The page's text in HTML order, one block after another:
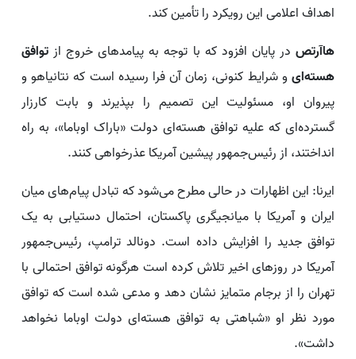
اهداف اعلامی این رویکرد را تأمین کند.
هاآرتص در پایان افزود که با توجه به پیامدهای خروج از توافق
هسته‌ای و شرایط کنونی، زمان آن فرا رسیده است که نتانیاهو و
پیروان او، مسئولیت این تصمیم را بپذیرند و بابت کارزار
گسترده‌ای که علیه توافق هسته‌ای دولت «باراک اوباما»، به راه
انداختند، از رئیس‌جمهور پیشین آمریکا عذرخواهی کنند.
ایرنا: این اظهارات در حالی مطرح می‌شود که تبادل پیام‌های میان
ایران و آمریکا با میانجیگری پاکستان، احتمال دستیابی به یک
توافق جدید را افزایش داده است. دونالد ترامپ، رئیس‌جمهور
آمریکا در روزهای اخیر تلاش کرده است هرگونه توافق احتمالی با
تهران را از برجام متمایز نشان دهد و مدعی شده است که توافق
مورد نظر او «شباهتی به توافق هسته‌ای دولت اوباما نخواهد
داشت».